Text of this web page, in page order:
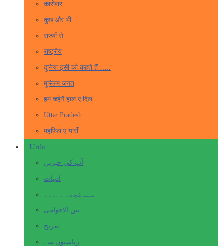
कारोबार
कुछ और भी
राज्यों से
राष्ट्रीय
दुनिया इसी को कहते हैं …..
मुस्लिम जगत
हम कहेगें हाल ए दिल …
Uttar Pradesh
महफ़िल ए याराँ
Urdu
آپ کی خبریں
ادبیات
بہت کچھ۔ ۔۔۔۔۔
بین الاقوامی
تفریح
ریاستوں سے